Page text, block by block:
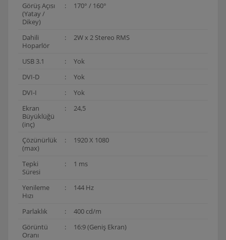
Görüş Açısı
(Yatay /
Dikey)
: 170° / 160°
Dahili
Hoparlör
: 2W x 2 Stereo RMS
USB 3.1 :
Yok
DVI-D
:
Yok
DVI-I
:
Yok
Ekran
Büyüklüğü
(inç)
: 24,5
Çözünürlük
(max)
: 1920 X 1080
Tepki
Süresi
: 1 ms
Yenileme
Hızı
: 144 Hz
Parlaklık :
400 cd/m
Görüntü
Oranı
: 16:9 (Geniş Ekran)